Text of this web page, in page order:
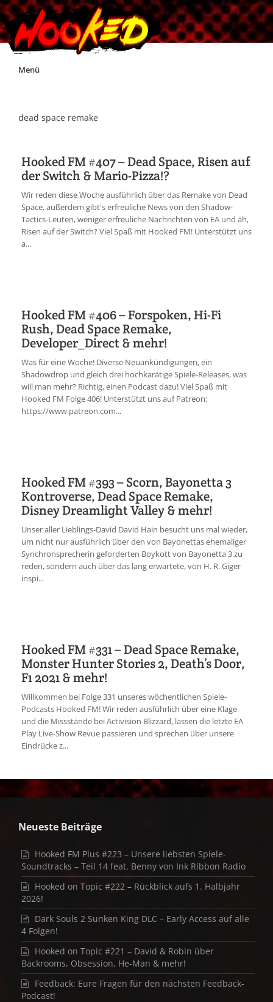
Skip
Menü
Impressum
Jobs
Discord
dead space remake
Hooked FM #407 – Dead Space, Risen auf
der Switch & Mario-Pizza!?
Wir reden diese Woche ausführlich über das Remake von Dead
Space, außerdem gibt's erfreuliche News von den Shadow-
Tactics-Leuten, weniger erfreuliche Nachrichten von EA und äh,
Risen auf der Switch? Viel Spaß mit Hooked FM! Unterstützt uns
a...
Hooked FM #406 – Forspoken, Hi-Fi
Rush, Dead Space Remake,
Developer_Direct & mehr!
Was für eine Woche! Diverse Neuankündigungen, ein
Shadowdrop und gleich drei hochkarätige Spiele-Releases, was
will man mehr? Richtig, einen Podcast dazu! Viel Spaß mit
Hooked FM Folge 406! Unterstützt uns auf Patreon:
https://www.patreon.com...
Hooked FM #393 – Scorn, Bayonetta 3
Kontroverse, Dead Space Remake,
Disney Dreamlight Valley & mehr!
Unser aller Lieblings-David David Hain besucht uns mal wieder,
um nicht nur ausführlich über den von Bayonettas ehemaliger
Synchronsprecherin geforderten Boykott von Bayonetta 3 zu
reden, sondern auch über das lang erwartete, von H. R. Giger
inspi...
Hooked FM #331 – Dead Space Remake,
Monster Hunter Stories 2, Death’s Door,
F1 2021 & mehr!
Willkommen bei Folge 331 unseres wöchentlichen Spiele-
Podcasts Hooked FM! Wir reden ausführlich über eine Klage
und die Missstände bei Activision Blizzard, lassen die letzte EA
Play Live-Show Revue passieren und sprechen über unsere
Eindrücke z...
Neueste Beiträge
Hooked FM Plus #223 – Unsere liebsten Spiele-
Soundtracks – Teil 14 feat. Benny von Ink Ribbon Radio
Hooked on Topic #222 – Rückblick aufs 1. Halbjahr
2026!
Dark Souls 2 Sunken King DLC – Early Access auf alle
4 Folgen!
Hooked on Topic #221 – David & Robin über
Backrooms, Obsession, He-Man & mehr!
Feedback: Eure Fragen für den nächsten Feedback-
Podcast!